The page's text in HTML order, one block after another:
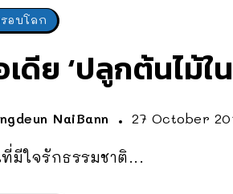
รอบโลก
เดีย ‘ปลูกต้นไม้
NaiBann 27 October
มีใจรักธรรมชาติ...